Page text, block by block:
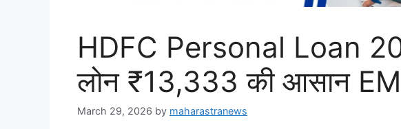
HDFC Personal Loan
लोन ₹13,333 की आसान
March 29, 2026 by maharastranews